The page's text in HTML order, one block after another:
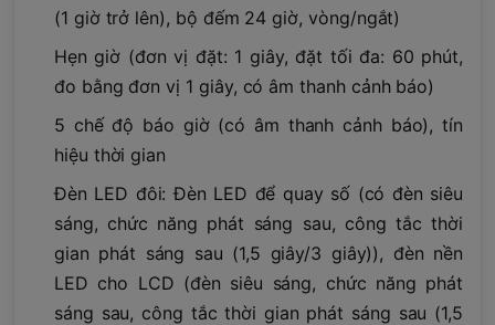
(1 giờ trở lên), bộ đếm 24 giờ, vòng/ngắt)
Hẹn giờ (đơn vị đặt: 1 giây, đặt tối đa: 60 phút,
đo bằng đơn vị 1 giây, có âm thanh cảnh báo)
5 chế độ báo giờ (có âm thanh cảnh báo), tín
hiệu thời gian
Đèn LED đôi: Đèn LED để quay số (có đèn siêu
sáng, chức năng phát sáng sau, công tắc thời
gian phát sáng sau (1,5 giây/3 giây)), đèn nền
LED cho LCD (đèn siêu sáng, chức năng phát
sáng sau, công tắc thời gian phát sáng sau (1,5